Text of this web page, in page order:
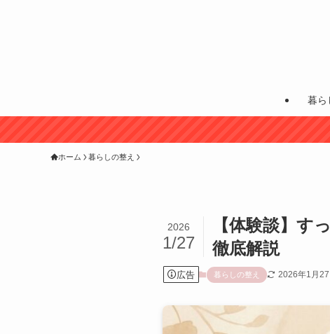
暮ら
ホーム 暮らしの整え
【体験談】す
徹底解説
2026
1/27
広告 暮らしの整え 2026年1月27